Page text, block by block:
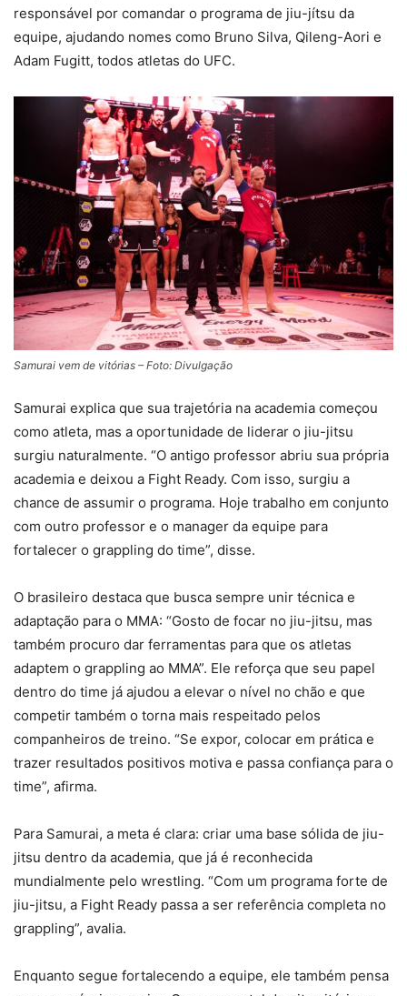
responsável por comandar o programa de jiu-jítsu da
equipe, ajudando nomes como Bruno Silva, Qileng-Aori e
Adam Fugitt, todos atletas do UFC.
Samurai vem de vitórias – Foto: Divulgação
Samurai explica que sua trajetória na academia começou
como atleta, mas a oportunidade de liderar o jiu-jitsu
surgiu naturalmente. “O antigo professor abriu sua própria
academia e deixou a Fight Ready. Com isso, surgiu a
chance de assumir o programa. Hoje trabalho em conjunto
com outro professor e o manager da equipe para
fortalecer o grappling do time”, disse.
O brasileiro destaca que busca sempre unir técnica e
adaptação para o MMA: “Gosto de focar no jiu-jitsu, mas
também procuro dar ferramentas para que os atletas
adaptem o grappling ao MMA”. Ele reforça que seu papel
dentro do time já ajudou a elevar o nível no chão e que
competir também o torna mais respeitado pelos
companheiros de treino. “Se expor, colocar em prática e
trazer resultados positivos motiva e passa confiança para o
time”, afirma.
Para Samurai, a meta é clara: criar uma base sólida de jiu-
jitsu dentro da academia, que já é reconhecida
mundialmente pelo wrestling. “Com um programa forte de
jiu-jitsu, a Fight Ready passa a ser referência completa no
grappling”, avalia.
Enquanto segue fortalecendo a equipe, ele também pensa